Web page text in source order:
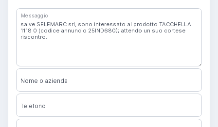
Messaggio
Nome o azienda
Telefono